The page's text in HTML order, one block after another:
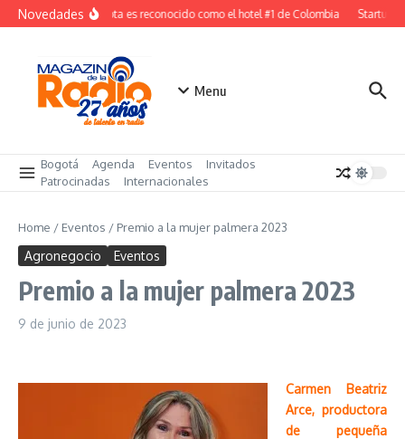
Saltar al contenido
NovedadesW Bogota es reconocido como el hotel #1 de Colombia Startup
Menu
Bogotá Agenda Eventos
Invitados
Patrocinadas
Internacionales
Home / Eventos / Premio a la mujer palmera 2023
Agronegocio Eventos
Premio a la mujer palmera 2023
9 de junio de 2023
Carmen Beatriz
Arce, productora
de pequeña